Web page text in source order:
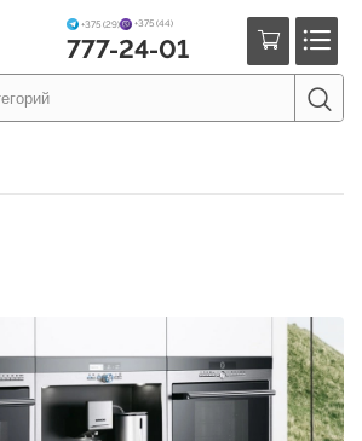
+375 (29) +375 (44)
777-24-01